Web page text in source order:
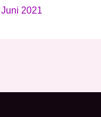
Juni 2021